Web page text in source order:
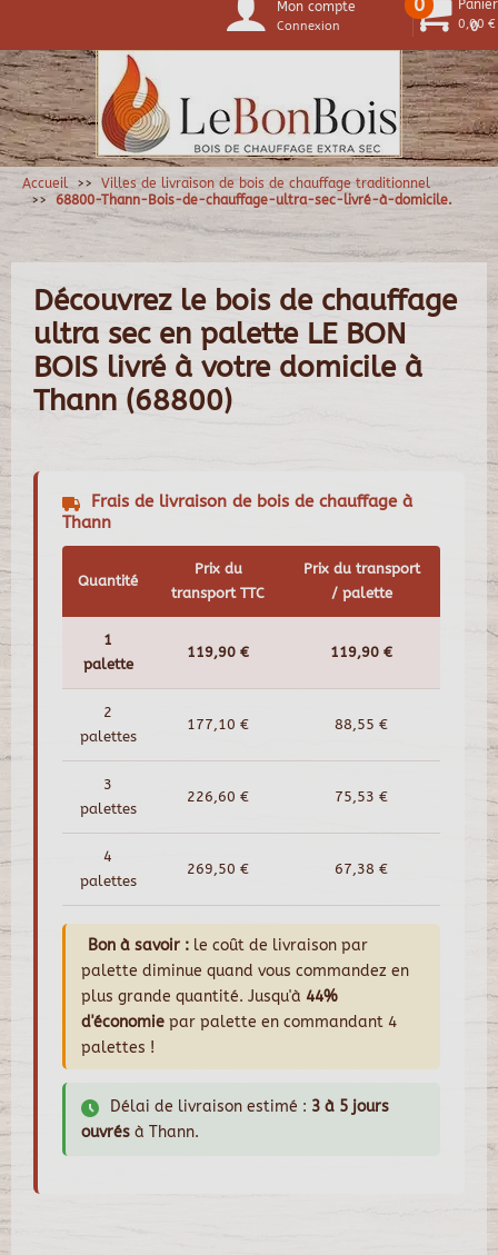
0
Mon compte
Connexion
0 Panier
0,00 €
Accueil
Villes de livraison de bois de chauffage traditionnel
68800-Thann-Bois-de-chauffage-ultra-sec-livré-à-domicile.
Découvrez le bois de chauffage
ultra sec en palette LE BON
BOIS livré à votre domicile à
Thann (68800)
Frais de livraison de bois de chauffage à
Thann
Quantité
Prix du
transport TTC
Prix du transport
/ palette
1
palette
119,90 € 119,90 €
2
palettes
177,10 € 88,55 €
3
palettes
226,60 € 75,53 €
4
palettes
269,50 € 67,38 €
Bon à savoir : le coût de livraison par
palette diminue quand vous commandez en
plus grande quantité. Jusqu'à 44%
d'économie par palette en commandant 4
palettes !
Délai de livraison estimé : 3 à 5 jours
ouvrés à Thann.